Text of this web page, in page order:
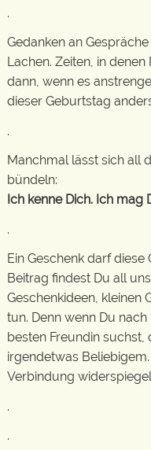
.
Gedanken an
Lachen. Zeiten, in
dann, wenn es
dieser Geburtstag
.
Manchmal lässt sich all
bündeln:
Ich kenne Dich. Ich mag
.
Ein Geschenk darf
Beitrag findest Du all
Geschenkideen, kleinen
tun. Denn wenn Du
besten Freundin suchst,
irgendetwas
Verbindung
.
.